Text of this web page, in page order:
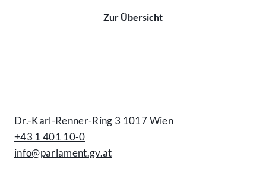
Zur Übersicht
Dr.-Karl-Renner-Ring 3 1017 Wien
+43 1 401 10-0
info@parlament.gv.at